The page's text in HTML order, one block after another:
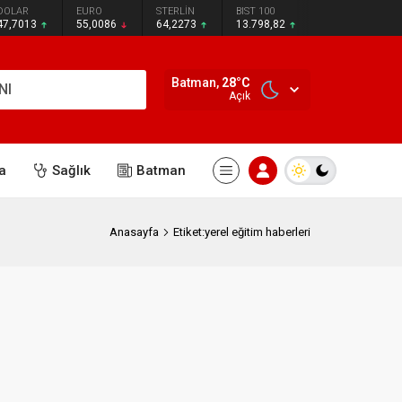
EURO
55,0086
STERLİN
64,2273
BIST 100
13.798,82
Batman, 28°C
Açık
Sağlık Batman
Anasayfa Etiket:yerel eğitim haberleri